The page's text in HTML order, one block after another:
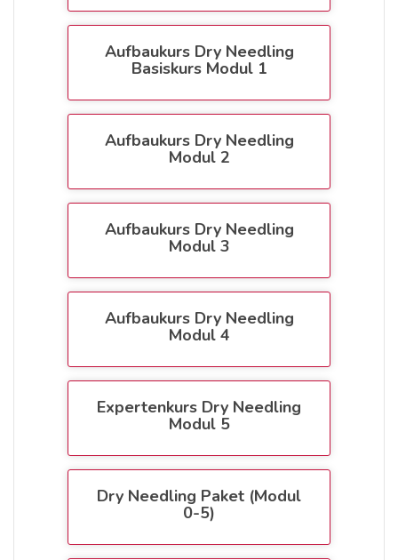
Aufbaukurs Dry Needling
Basiskurs Modul 1
Aufbaukurs Dry Needling
Modul 2
Aufbaukurs Dry Needling
Modul 3
Aufbaukurs Dry Needling
Modul 4
Expertenkurs Dry Needling
Modul 5
Dry Needling Paket (Modul
0-5)